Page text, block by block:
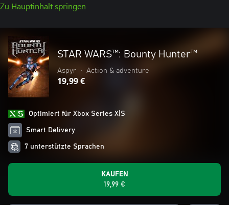
Zu Hauptinhalt springen
STAR WARS™: Bounty Hunter™
Aspyr • Action & adventure
19,99 €
Optimiert für Xbox Series X|S
Smart Delivery
7 unterstützte Sprachen
KAUFEN
19,99 €